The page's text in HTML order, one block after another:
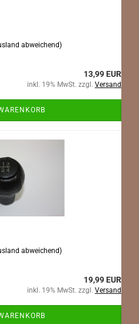
abweichend)
13,99 EUR
inkl. 19% MwSt. zzgl. Versand
abweichend)
19,99 EUR
inkl. 19% MwSt. zzgl. Versand